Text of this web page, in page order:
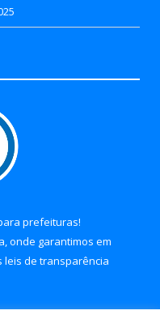
prefeituras!
onde garantimos em
leis de transparência